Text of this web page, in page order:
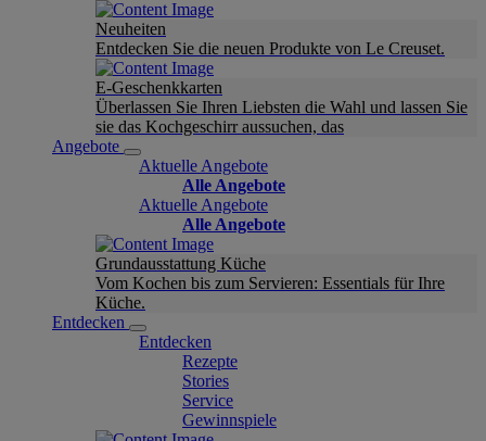
Neuheiten
Entdecken Sie die neuen Produkte von Le Creuset.
E-Geschenkkarten
Überlassen Sie Ihren Liebsten die Wahl und lassen Sie
sie das Kochgeschirr aussuchen, das
Angebote
Aktuelle Angebote
Alle Angebote
Aktuelle Angebote
Alle Angebote
Grundausstattung Küche
Vom Kochen bis zum Servieren: Essentials für Ihre
Küche.
Entdecken
Entdecken
Rezepte
Stories
Service
Gewinnspiele